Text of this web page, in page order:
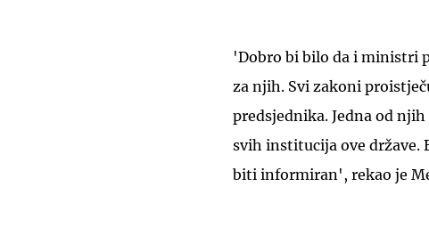
'Dobro bi bilo da i ministri
za njih. Svi zakoni
predsjednika. Jedna od
svih institucija ove države.
biti informiran', rekao je